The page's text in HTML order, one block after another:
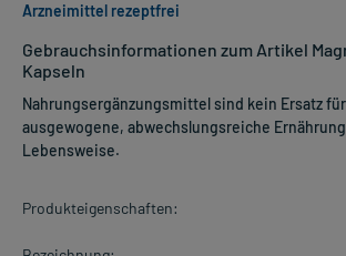
Gebrauchsinformationen zum Artikel
Kapseln
Nahrungsergänzungsmittel sind kein Ersatz
ausgewogene, abwechslungsreiche
Lebensweise.
Produkteigenschaften:
Arzneimittel rezeptfrei